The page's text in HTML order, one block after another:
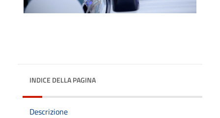
INDICE DELLA PAGINA
Descrizione